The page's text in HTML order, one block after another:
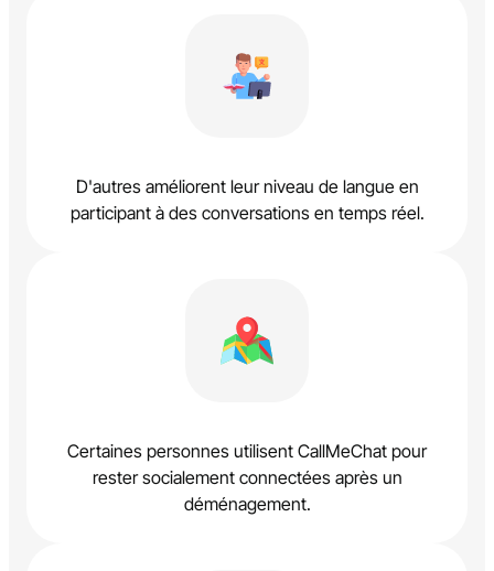
D'autres améliorent leur niveau de langue en
participant à des conversations en temps réel.
Certaines personnes utilisent CallMeChat pour
rester socialement connectées après un
déménagement.